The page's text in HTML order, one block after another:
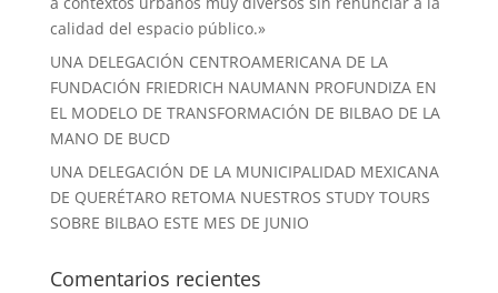
calidad del espacio público.»
UNA DELEGACIÓN CENTROAMERICANA DE LA
FUNDACIÓN FRIEDRICH NAUMANN PROFUNDIZA EN
EL MODELO DE TRANSFORMACIÓN DE BILBAO DE LA
MANO DE BUCD
UNA DELEGACIÓN DE LA MUNICIPALIDAD MEXICANA
DE QUERÉTARO RETOMA NUESTROS STUDY TOURS
SOBRE BILBAO ESTE MES DE JUNIO
Comentarios recientes